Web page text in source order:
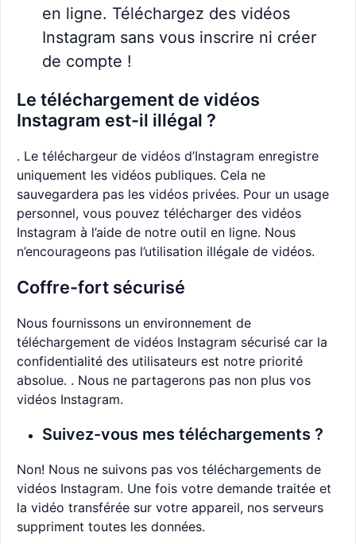
en ligne. Téléchargez des vidéos
Instagram sans vous inscrire ni créer
de compte !
Le téléchargement de vidéos
Instagram est-il illégal ?
. Le téléchargeur de vidéos d’Instagram enregistre
uniquement les vidéos publiques. Cela ne
sauvegardera pas les vidéos privées. Pour un usage
personnel, vous pouvez télécharger des vidéos
Instagram à l’aide de notre outil en ligne. Nous
n’encourageons pas l’utilisation illégale de vidéos.
Coffre-fort sécurisé
Nous fournissons un environnement de
téléchargement de vidéos Instagram sécurisé car la
confidentialité des utilisateurs est notre priorité
absolue. . Nous ne partagerons pas non plus vos
vidéos Instagram.
Suivez-vous mes téléchargements ?
Non! Nous ne suivons pas vos téléchargements de
vidéos Instagram. Une fois votre demande traitée et
la vidéo transférée sur votre appareil, nos serveurs
suppriment toutes les données.